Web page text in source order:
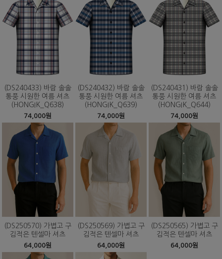
(DS240433) 바람 솔솔
통풍 시원한 여름 셔츠
(HONGIK_Q638)
74,000원
(DS240432) 바람 솔솔
통풍 시원한 여름 셔츠
(HONGIK_Q639)
74,000원
(DS240431) 바람 솔솔
통풍 시원한 여름 셔츠
(HONGIK_Q644)
74,000원
(DS250570) 가볍고 구
김적은 텐셀마 셔츠
64,000원
(DS250569) 가볍고 구
김적은 텐셀마 셔츠
64,000원
(DS250565) 가볍고 구
김적은 텐셀마 셔츠
64,000원